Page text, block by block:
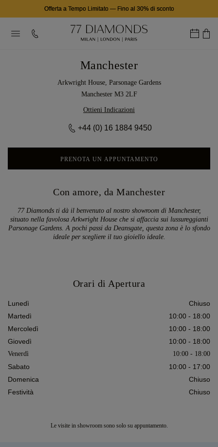
Offerta a Tempo Limitato— Fino al 30% di sconto
Manchester
Arkwright House, Parsonage Gardens
Manchester M3 2LF
Ottieni Indicazioni
+44 (0) 16 1884 9450
PRENOTA UN APPUNTAMENTO
Con amore, da Manchester
77 Diamonds ti dà il benvenuto al nostro showroom di Manchester,
situato nella favolosa Arkwright House che si affaccia sui lussureggianti
Parsonage Gardens. A pochi passi da Deansgate, questa zona è lo sfondo
ideale per scegliere il tuo gioiello ideale.
Orari di Apertura
Lunedì
Chiuso
Martedì
10:00 - 18:00
Mercoledì
10:00 - 18:00
Giovedì
10:00 - 18:00
Venerdì 10:00 - 18:00
Sabato
10:00 - 17:00
Domenica
Chiuso
Festività
Chiuso
Le visite in showroom sono solo su appuntamento.